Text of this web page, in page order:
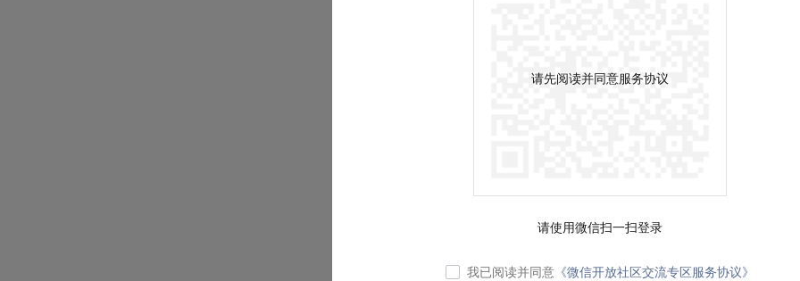
请先阅读并同意服务协议
请使用微信扫一扫登录
我已阅读并同意 《微信开放社区交流专区服务协议》